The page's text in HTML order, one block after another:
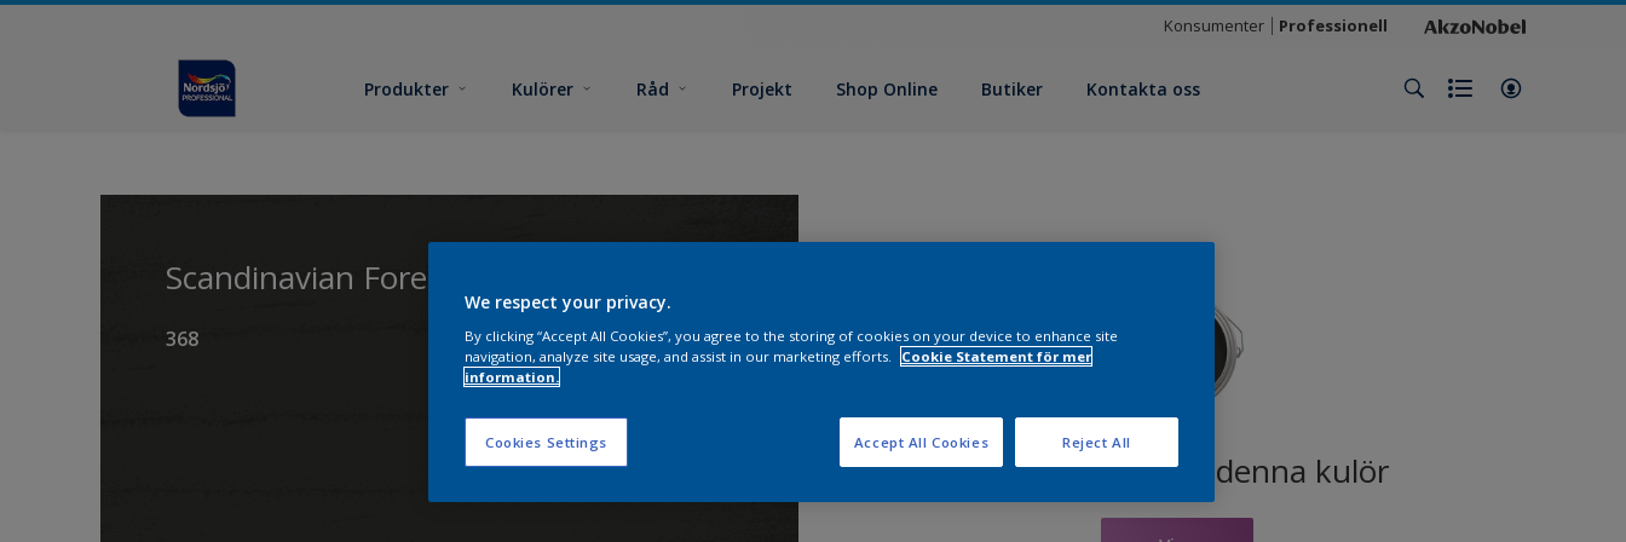
Konsumenter Professionell
Produkter Kulörer Råd Projekt Shop Online Butiker Kontakta oss
Scandinavian Forest
368
Hitta produkter i denna kulör
We respect your privacy.
By clicking “Accept All Cookies”, you agree to the storing of cookies on your device to enhance site
navigation, analyze site usage, and assist in our marketing efforts.
Cookie Statement för mer
information.
Cookies Settings Reject All
Accept All Cookies